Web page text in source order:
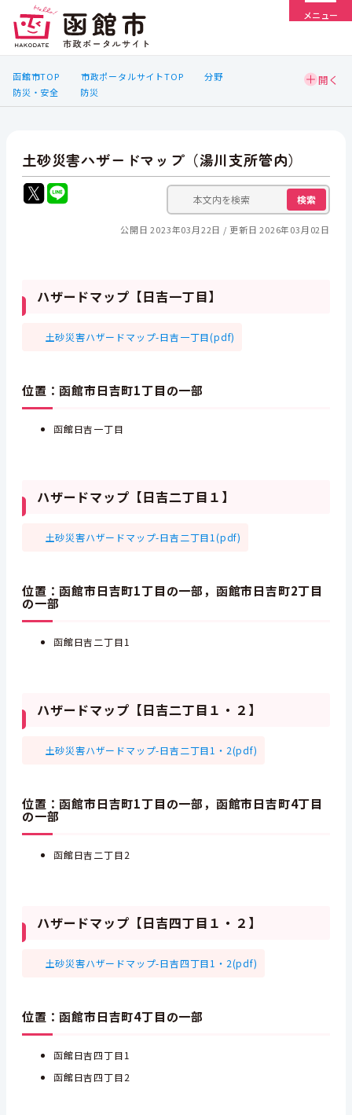
メニュー
函館市TOP 市政ポータルサイトTOP
分野
防災・安全
防災
土砂災害ハザードマップ（湯川支所管内）
検索
公開日 2023年03月22日 更新日 2026年03月02日
ハザードマップ【日吉一丁目】
土砂災害ハザードマップ-日吉一丁目(pdf)
位置：函館市日吉町1丁目の一部
函館日吉一丁目
ハザードマップ【日吉二丁目１】
土砂災害ハザードマップ-日吉二丁目1(pdf)
位置：函館市日吉町1丁目の一部，函館市日吉町2丁目
の一部
函館日吉二丁目1
ハザードマップ【日吉二丁目１・２】
土砂災害ハザードマップ-日吉二丁目1・2(pdf)
位置：函館市日吉町1丁目の一部，函館市日吉町4丁目
の一部
函館日吉二丁目2
ハザードマップ【日吉四丁目１・２】
土砂災害ハザードマップ-日吉四丁目1・2(pdf)
位置：函館市日吉町4丁目の一部
函館日吉四丁目1
函館日吉四丁目2